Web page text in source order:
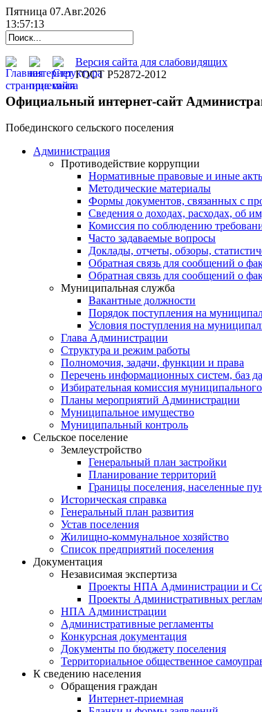
Пятница 07.Авг.2026
13:57:14
Версия сайта для слабовидящих
ГОСТ Р52872-2012
Официальный интернет-сайт
Побединского сельского поселения
Администрация
Противодействие коррупции
Нормативные правовые и иные
Методические материалы
Формы документов, связанных с
Сведения о доходах, расходах, об
Комиссия по соблюдению
Часто задаваемые вопросы
Доклады, отчеты, обзоры,
Обратная связь для сообщений о
Обратная связь для сообщений о
Муниципальная служба
Вакантные должности
Порядок поступления на
Условия поступления на
Глава Администрации
Структура и режим работы
Полномочия, задачи, функции и права
Перечень информационных систем, баз
Избирательная комиссия
Планы мероприятий Администрации
Муниципальное имущество
Муниципальный контроль
Сельское поселение
Землеустройство
Генеральный план застройки
Планирование территорий
Границы поселения, населенные
Историческая справка
Генеральный план развития
Устав поселения
Жилищно-коммунальное хозяйство
Список предприятий поселения
Документация
Независимая экспертиза
Проекты НПА Администрации и
Проекты Административных
НПА Администрации
Административные регламенты
Конкурсная документация
Документы по бюджету поселения
Территориальное общественное
К сведению населения
Обращения граждан
Интернет-приемная